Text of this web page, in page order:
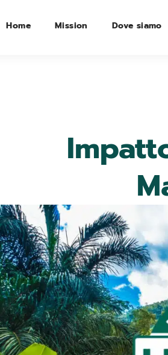
Home Mission Dove siamo